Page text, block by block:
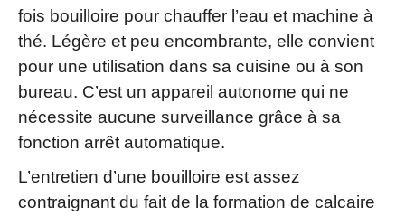
fois bouilloire pour chauffer l’eau et machine à
thé. Légère et peu encombrante, elle convient
pour une utilisation dans sa cuisine ou à son
bureau. C’est un appareil autonome qui ne
nécessite aucune surveillance grâce à sa
fonction arrêt automatique.
L’entretien d’une bouilloire est assez
contraignant du fait de la formation de calcaire